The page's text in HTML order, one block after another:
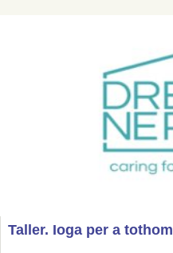
Taller. Ioga per a tothom